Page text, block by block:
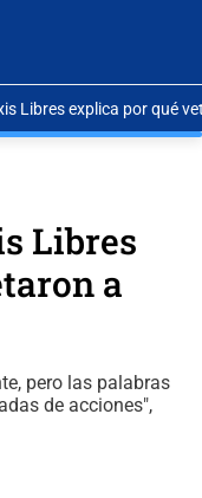
Libres explica por qué
Libres
a
pero las palabras
de acciones",